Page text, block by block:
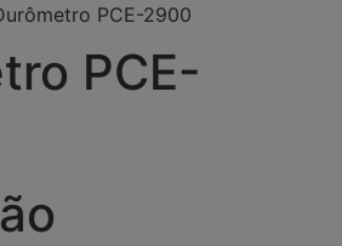
PCE-2900
PCE-